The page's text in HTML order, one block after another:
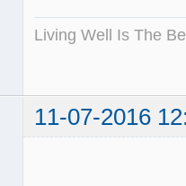
Living Well Is The
11-07-2016